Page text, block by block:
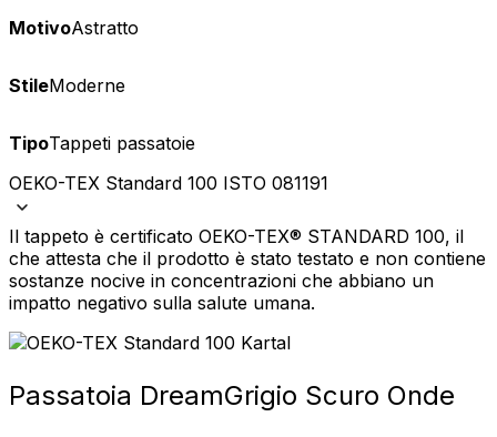
MotivoAstratto
StileModerne
TipoTappeti passatoie
OEKO-TEX Standard 100 ISTO 081191
Il tappeto è certificato OEKO-TEX® STANDARD 100, il
che attesta che il prodotto è stato testato e non contiene
sostanze nocive in concentrazioni che abbiano un
impatto negativo sulla salute umana.
Passatoia DreamGrigio Scuro Onde